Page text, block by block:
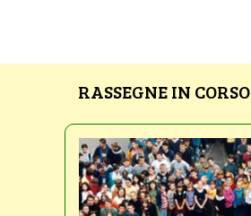
RASSEGNE IN CORSO